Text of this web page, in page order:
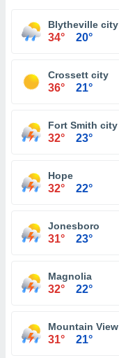
Blytheville city
34° 20°
Crossett city
36° 21°
Fort Smith city
32° 23°
Hope
32° 22°
Jonesboro
31° 23°
Magnolia
32° 22°
Mountain View
31° 21°